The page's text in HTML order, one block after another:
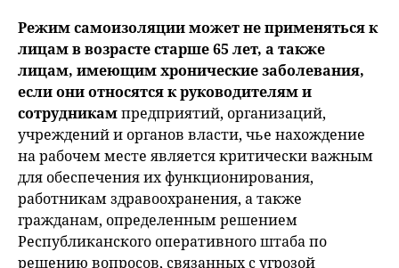
Режим самоизоляции может не применяться к
лицам в возрасте старше 65 лет, а также
лицам, имеющим хронические заболевания,
если они относятся к руководителям и
сотрудникампредприятий, организаций,
учреждений и органов власти, чье нахождение
на рабочем месте является критически важным
для обеспечения их функционирования,
работникам здравоохранения, а также
гражданам, определенным решением
Республиканского оперативного штаба по
решению вопросов, связанных с угрозой